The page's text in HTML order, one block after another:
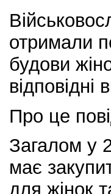
отримали
будови
відповідні
Про це
Загалом у
має
для жінок